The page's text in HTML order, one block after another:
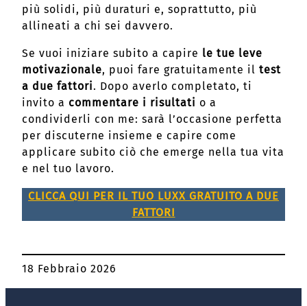
più solidi, più duraturi e, soprattutto, più
allineati a chi sei davvero.
Se vuoi iniziare subito a capire le tue leve
motivazionale, puoi fare gratuitamente il test
a due fattori. Dopo averlo completato, ti
invito a commentare i risultati o a
condividerli con me: sarà l’occasione perfetta
per discuterne insieme e capire come
applicare subito ciò che emerge nella tua vita
e nel tuo lavoro.
CLICCA QUI PER IL TUO LUXX GRATUITO A DUE
FATTORI
18 Febbraio 2026